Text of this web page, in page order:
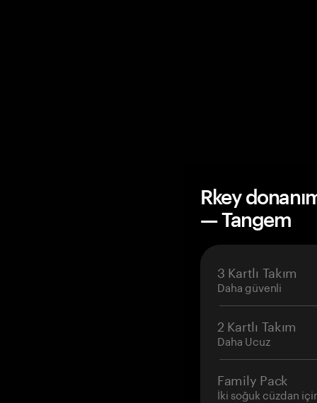
Rkey
— Tangem
3 Kartlı Takım
Daha güvenli
2 Kartlı Takım
Daha Ucuz
Family Pack
İki soğuk cüzdan